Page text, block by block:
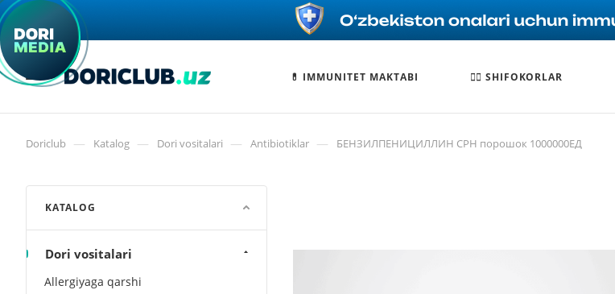
💊 IMMUNITET MAKTABI 🧑‍⚕️ SHIFOKORLAR
Doriclub — Katalog — Dori vositalari — Antibiotiklar — БЕНЗИЛПЕНИЦИЛЛИН СРН порошок 1000000ЕД
KATALOG
Dori vositalari
Allergiyaga qarshi